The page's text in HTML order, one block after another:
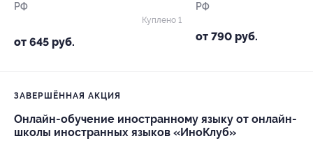
РФ
от 645 руб.
Куплено 1
РФ
от 790 руб.
ЗАВЕРШЁННАЯ АКЦИЯ
Онлайн-обучение иностранному языку от онлайн-
школы иностранных языков «ИноКлуб»